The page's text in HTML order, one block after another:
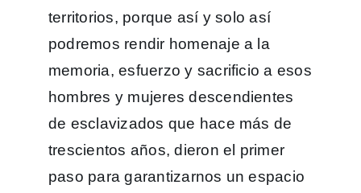
territorios, porque así y solo así
podremos rendir homenaje a la
memoria, esfuerzo y sacrificio a esos
hombres y mujeres descendientes
de esclavizados que hace más de
trescientos años, dieron el primer
paso para garantizarnos un espacio